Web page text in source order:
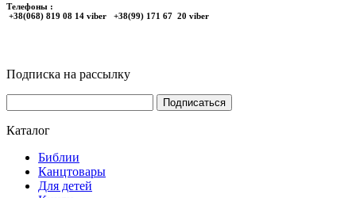
Телефоны :
+38(068) 819 08 14 viber +38(99) 171 67 20 viber
Подписка на рассылку
Каталог
Библии
Канцтовары
Для детей